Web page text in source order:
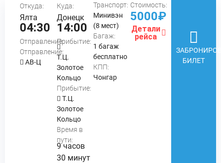
Откуда:
Ялта
04:30
Отправление:
Отправление:
АВ-Ц
Куда:
Донецк
14:00
Прибытие:
Т.Ц.
Золотое
Кольцо
Прибытие:
Т.Ц.
Золотое
Кольцо
Время в
пути:
9 часов
30 минут
Транспорт:
Минивэн
(8 мест)
Багаж:
1 багаж
бесплатно
КПП:
Чонгар
Стоимость:
5000₽
Детали
рейса
БИЛЕТ